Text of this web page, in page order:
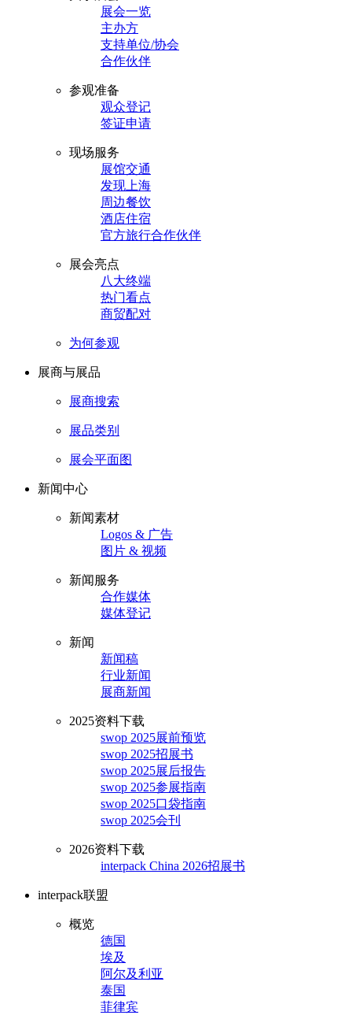
展会一览
主办方
支持单位/协会
合作伙伴
参观准备
观众登记
签证申请
现场服务
展馆交通
发现上海
周边餐饮
酒店住宿
官方旅行合作伙伴
展会亮点
八大终端
热门看点
商贸配对
为何参观
展商与展品
展商搜索
展品类别
展会平面图
新闻中心
新闻素材
Logos & 广告
图片 & 视频
新闻服务
合作媒体
媒体登记
新闻
新闻稿
行业新闻
展商新闻
2025资料下载
swop 2025展前预览
swop 2025招展书
swop 2025展后报告
swop 2025参展指南
swop 2025口袋指南
swop 2025会刊
2026资料下载
interpack China 2026招展书
interpack联盟
概览
德国
埃及
阿尔及利亚
泰国
菲律宾